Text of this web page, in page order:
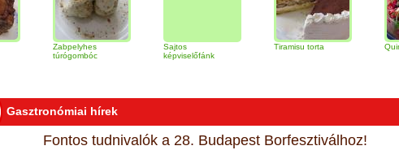
Zabpelyhes
túrógombóc
képviselőfánk
Tiramisu torta Quinoa saláta
Gasztronómiai hírek
Fontos tudnivalók a 28. Budapest Borfesztiválhoz!